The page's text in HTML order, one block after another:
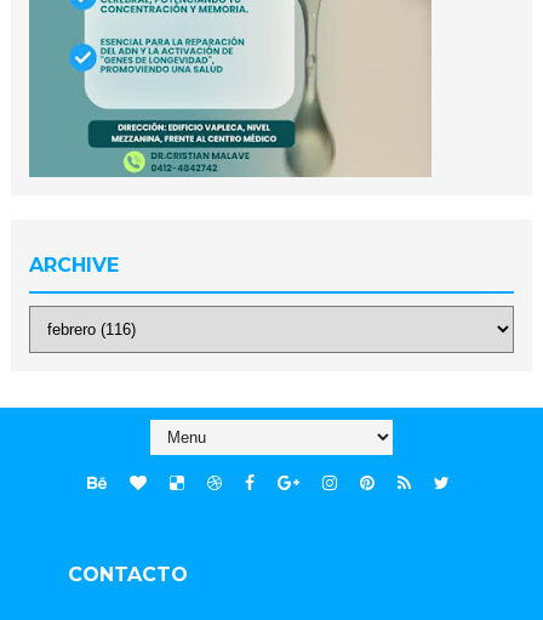
ARCHIVE
CONTACTO